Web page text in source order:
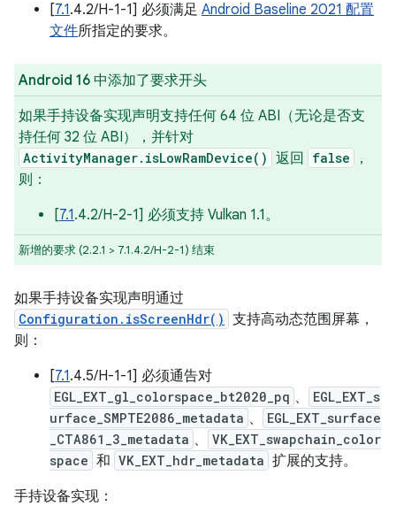
[7.1.4.2/H-1-1] 必须满足 Android Baseline 2021 配置
文件所指定的要求。
Android 16 中添加了要求开头
如果手持设备实现声明支持任何 64 位 ABI（无论是否支
持任何 32 位 ABI），并针对
ActivityManager.isLowRamDevice() 返回 false
，
则：
[7.1.4.2/H-2-1] 必须支持 Vulkan 1.1。
新增的要求 (2.2.1 > 7.1.4.2/H-2-1) 结束
如果手持设备实现声明通过
Configuration.isScreenHdr() 支持高动态范围屏幕，
则：
[7.1.4.5/H-1-1] 必须通告对
EGL_EXT_gl_colorspace_bt2020_pq 、
EGL_EXT_s
urface_SMPTE2086_metadata 、
EGL_EXT_surface
_CTA861_3_metadata 、
VK_EXT_swapchain_color
space 和 VK_EXT_hdr_metadata 扩展的支持。
手持设备实现：